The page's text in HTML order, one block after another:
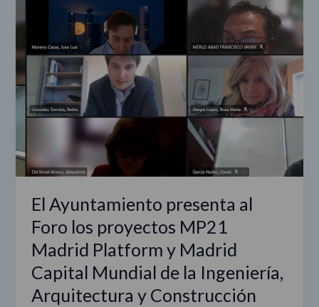
El Ayuntamiento presenta al
Foro los proyectos MP21
Madrid Platform y Madrid
Capital Mundial de la Ingeniería,
Arquitectura y Construcción
Ayuntamiento
al
Foro
los
proyectos
MP21
y
Capital
Mundial
de
la
Ingeniería,
Arquitectura